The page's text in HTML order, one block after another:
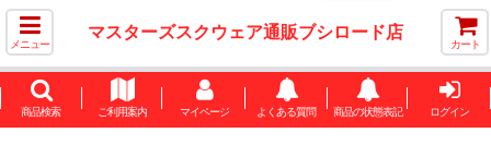
メニュー
マスターズスクウェア通販ブシロード店
カート
商品検索 ご利用案内 マイページ よくある質問 商品の状態表記 ログイン